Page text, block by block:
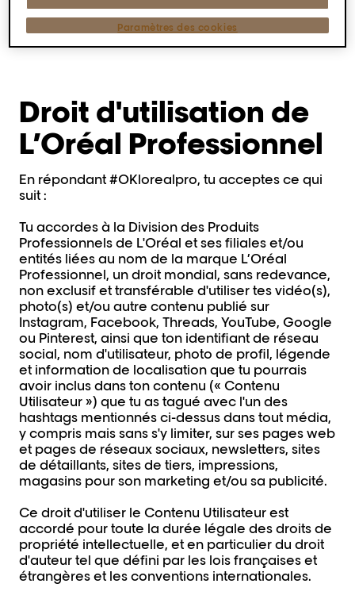
Droit d'utilisation de
L’Oréal Professionnel
En répondant #OKlorealpro, tu acceptes ce qui
suit :
Tu accordes à la Division des Produits
Professionnels de L'Oréal et ses filiales et/ou
entités liées au nom de la marque L’Oréal
Professionnel, un droit mondial, sans redevance,
non exclusif et transférable d'utiliser tes vidéo(s),
photo(s) et/ou autre contenu publié sur
Instagram, Facebook, Threads, YouTube, Google
ou Pinterest, ainsi que ton identifiant de réseau
social, nom d'utilisateur, photo de profil, légende
et information de localisation que tu pourrais
avoir inclus dans ton contenu (« Contenu
Utilisateur ») que tu as tagué avec l'un des
hashtags mentionnés ci-dessus dans tout média,
y compris mais sans s'y limiter, sur ses pages web
et pages de réseaux sociaux, newsletters, sites
de détaillants, sites de tiers, impressions,
magasins pour son marketing et/ou sa publicité.
Ce droit d'utiliser le Contenu Utilisateur est
accordé pour toute la durée légale des droits de
propriété intellectuelle, et en particulier du droit
d'auteur tel que défini par les lois françaises et
étrangères et les conventions internationales.
Paramètres des cookies